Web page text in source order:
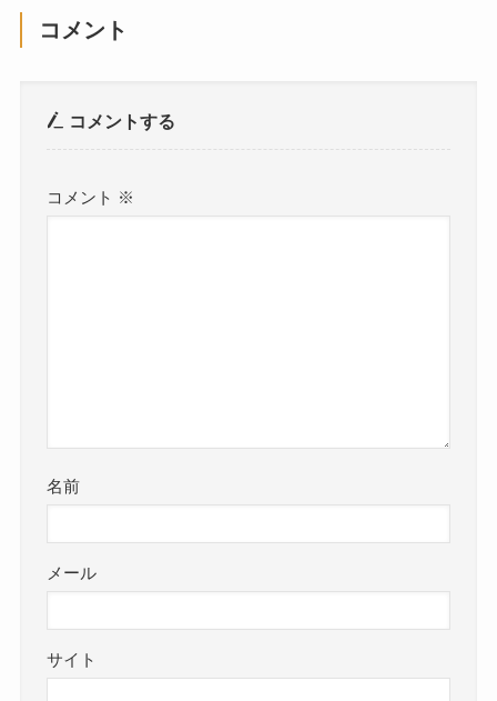
コメント
コメントする
コメント ※
名前
メール
サイト